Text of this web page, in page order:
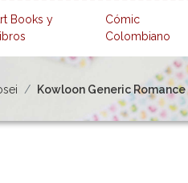
Books y
Cómic
Colombiano
Kowloon Generic Romance